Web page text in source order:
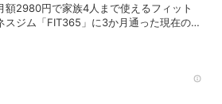
額2980円で家族4人まで使えるフィット
スジム「FIT365」に3か月通った現在のリ